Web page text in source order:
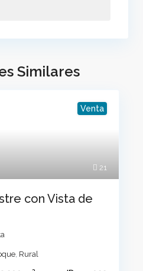
Similares
21
Venta
con Vista de
Rural